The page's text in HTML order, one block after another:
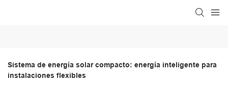
Sistema de energía solar compacto: energía inteligente para
instalaciones flexibles